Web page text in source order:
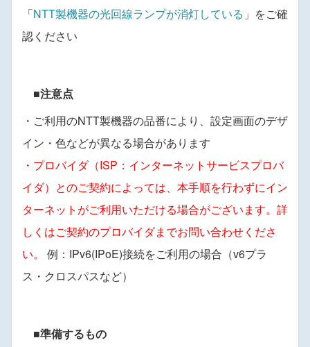
「NTT製機器の光回線ランプが消灯している 」をご確
認ください
■注意点
・ご利用のNTT製機器の品番により、設定画面のデザ
イン・色などが異なる場合があります
・プロバイダ（ISP：インターネットサービスプロバ
イダ）とのご契約によっては、 本手順を行わずにイン
ターネットがご利用いただける場合がございます。詳
しくはご契約のプロバイダまでお問い合わせくださ
い。
例：IPv6(IPoE)接続をご利用の場合（v6プラ
ス・クロスパスなど）
■準備するもの